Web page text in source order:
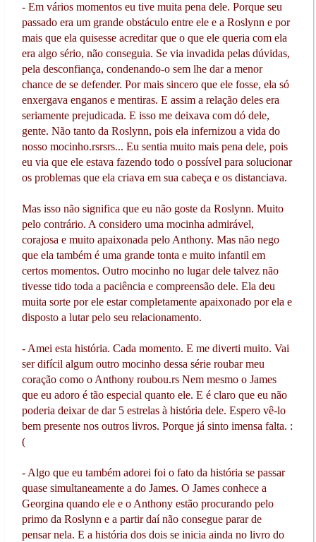
- Em vários momentos eu tive muita pena dele. Porque seu
passado era um grande obstáculo entre ele e a Roslynn e por
mais que ela quisesse acreditar que o que ele queria com ela
era algo sério, não conseguia. Se via invadida pelas dúvidas,
pela desconfiança, condenando-o sem lhe dar a menor
chance de se defender. Por mais sincero que ele fosse, ela só
enxergava enganos e mentiras. E assim a relação deles era
seriamente prejudicada. E isso me deixava com dó dele,
gente. Não tanto da Roslynn, pois ela infernizou a vida do
nosso mocinho.rsrsrs... Eu sentia muito mais pena dele, pois
eu via que ele estava fazendo todo o possível para solucionar
os problemas que ela criava em sua cabeça e os distanciava.
Mas isso não significa que eu não goste da Roslynn. Muito
pelo contrário. A considero uma mocinha admirável,
corajosa e muito apaixonada pelo Anthony. Mas não nego
que ela também é uma grande tonta e muito infantil em
certos momentos. Outro mocinho no lugar dele talvez não
tivesse tido toda a paciência e compreensão dele. Ela deu
muita sorte por ele estar completamente apaixonado por ela e
disposto a lutar pelo seu relacionamento.
- Amei esta história. Cada momento. E me diverti muito. Vai
ser difícil algum outro mocinho dessa série roubar meu
coração como o Anthony roubou.rs Nem mesmo o James
que eu adoro é tão especial quanto ele. E é claro que eu não
poderia deixar de dar 5 estrelas à história dele. Espero vê-lo
bem presente nos outros livros. Porque já sinto imensa falta. :
(
- Algo que eu também adorei foi o fato da história se passar
quase simultaneamente a do James. O James conhece a
Georgina quando ele e o Anthony estão procurando pelo
primo da Roslynn e a partir daí não consegue parar de
pensar nela. E a história dos dois se inicia ainda no livro do